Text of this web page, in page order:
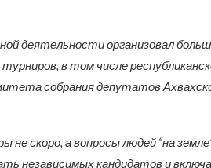
деятельности организовал
в том числе
собрания депутатов
не скоро, а вопросы людей “на
независимых кандидатов и